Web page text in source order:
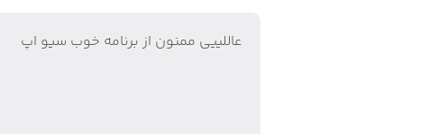
عاللییی ممنون از برنامه خوب سیو اپ